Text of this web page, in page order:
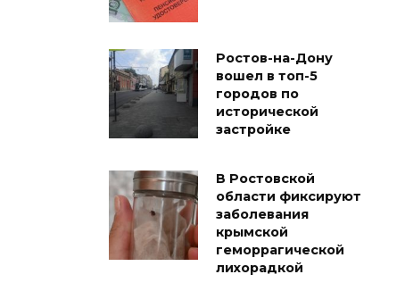
Ростов-на-Дону
вошел в топ-5
городов по
исторической
застройке
В Ростовской
области фиксируют
заболевания
крымской
геморрагической
лихорадкой